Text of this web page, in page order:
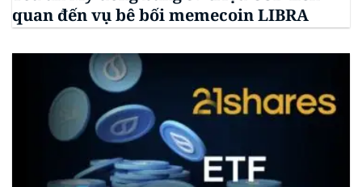
quan đến vụ bê bối memecoin LIBRA